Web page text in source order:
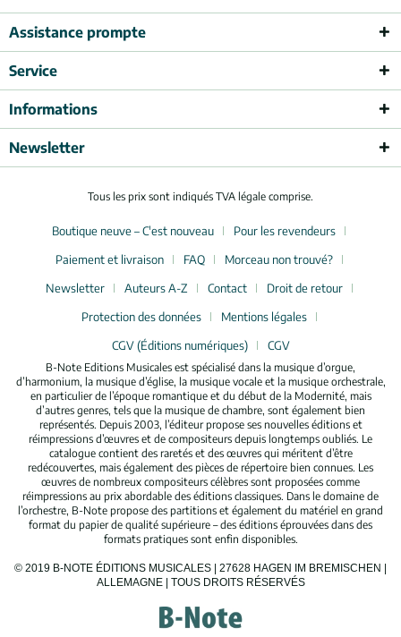
Assistance prompte
Service
Informations
Newsletter
Tous les prix sont indiqués TVA légale comprise.
Boutique neuve – C'est nouveau
Pour les revendeurs
Paiement et livraison
FAQ
Morceau non trouvé?
Newsletter
Auteurs A-Z Contact
Droit de retour
Protection des données
Mentions légales
CGV (Éditions numériques)
CGV
B-Note Editions Musicales est spécialisé dans la musique d’orgue,
d’harmonium, la musique d’église, la musique vocale et la musique orchestrale,
en particulier de l’époque romantique et du début de la Modernité, mais
d’autres genres, tels que la musique de chambre, sont également bien
représentés. Depuis 2003, l’éditeur propose ses nouvelles éditions et
réimpressions d’œuvres et de compositeurs depuis longtemps oubliés. Le
catalogue contient des raretés et des œuvres qui méritent d’être
redécouvertes, mais également des pièces de répertoire bien connues. Les
œuvres de nombreux compositeurs célèbres sont proposées comme
réimpressions au prix abordable des éditions classiques. Dans le domaine de
l’orchestre, B-Note propose des partitions et également du matériel en grand
format du papier de qualité supérieure – des éditions éprouvées dans des
formats pratiques sont enfin disponibles.
© 2019 B-NOTE ÉDITIONS MUSICALES | 27628 HAGEN IM BREMISCHEN |
ALLEMAGNE | TOUS DROITS RÉSERVÉS